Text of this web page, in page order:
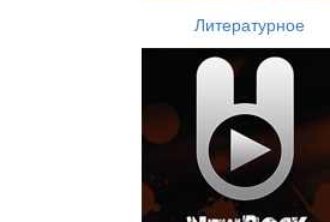
Литературное